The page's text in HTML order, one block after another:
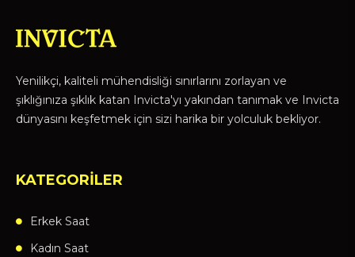
Yenilikçi, kaliteli mühendisliği sınırlarını zorlayan ve
şıklığınıza şıklık katan Invicta'yı yakından tanımak ve Invicta
dünyasını keşfetmek için sizi harika bir yolculuk bekliyor.
KATEGORİLER
Erkek Saat
Kadın Saat